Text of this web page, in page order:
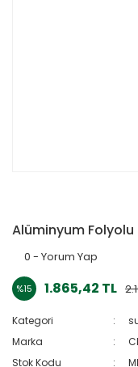
Alüminyum
0 - Yorum Yap
%15 1.865,42 TL
Kategori
Marka
Stok Kodu